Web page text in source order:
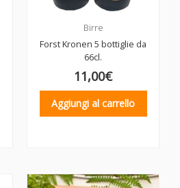
Birre
Forst Kronen 5 bottiglie da
66cl.
11,00€
Aggiungi al carrello